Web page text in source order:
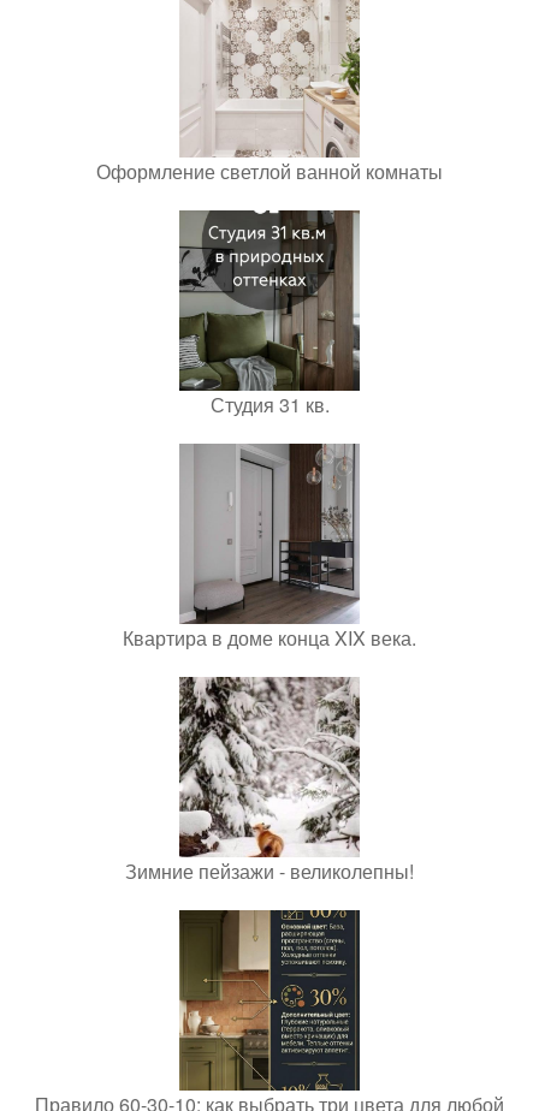
Оформление светлой ванной комнаты
Студия 31 кв.
Квартира в доме конца XIX века.
Зимние пейзажи - великолепны!
Правило 60-30-10: как выбрать три цвета для любой